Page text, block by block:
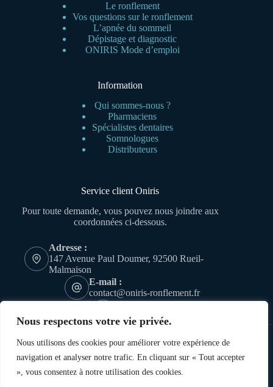
Nous respectons votre vie privée.
Nous utilisons des cookies pour améliorer votre expérience de
navigation et analyser notre trafic. En cliquant sur « Tout accepter
», vous consentez à notre utilisation des cookies.
Le ronflement
Vos questions sur le ronflement
L’apnée du sommeil
Dépistage et diagnostic
ONIRIS Mode d’emploi
Information
Qui sommes-nous ?
Pharmaciens
Spécialistes dentaires
Somnologues
Distributeurs
Service client Oniris
Pour toute demande, vous pouvez nous joindre aux
coordonnées ci-dessous.
Adresse :
147 Avenue Paul Doumer, 92500 Rueil-
Malmaison
E-mail :
contact@oniris-ronflement.fr
01 47 16 17 17